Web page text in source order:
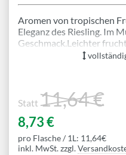
Aromen von tropischen
Eleganz des Riesling. Im
Geschmack.Leichter
Typizität der
Mehr
Statt 11,64 €
8,73 €
pro Flasche / 1L: 11,64€
inkl. MwSt. zzgl.